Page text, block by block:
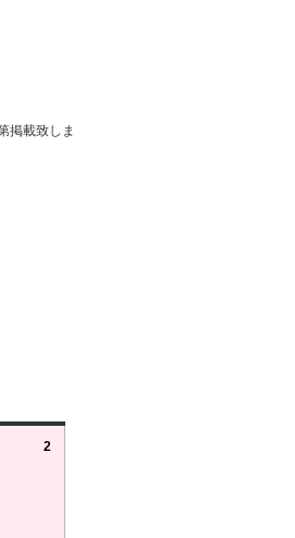
掲載致しま
2